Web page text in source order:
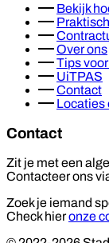
Bekijk
Over ons
Tips
UiTPAS
Contact
Locaties
Contact
Zit je met een
Contacteer ons
Zoek je iemand
Check hieronze